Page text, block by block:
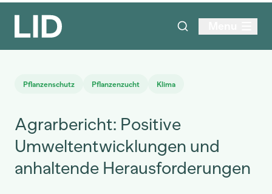
Pflanzenschutz Pflanzenzucht Klima
Agrarbericht: Positive
Umweltentwicklungen und
anhaltende Herausforderungen